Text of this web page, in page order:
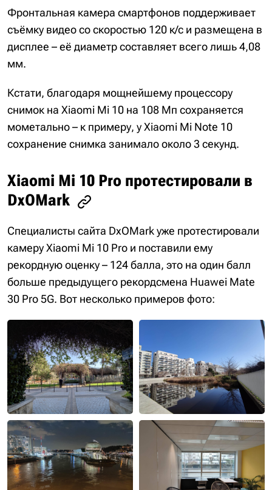
Фронтальная камера смартфонов поддерживает
съёмку видео со скоростью 120 к/с и размещена в
дисплее – её диаметр составляет всего лишь 4,08
мм.
Кстати, благодаря мощнейшему процессору
снимок на Xiaomi Mi 10 на 108 Мп сохраняется
мометально – к примеру, у Xiaomi Mi Note 10
сохранение снимка занимало около 3 секунд.
Xiaomi Mi 10 Pro протестировали в
DxOMark
Специалисты сайта DxOMark уже протестировали
камеру Xiaomi Mi 10 Pro и поставили ему
рекордную оценку – 124 балла, это на один балл
больше предыдущего рекордсмена Huawei Mate
30 Pro 5G. Вот несколько примеров фото: